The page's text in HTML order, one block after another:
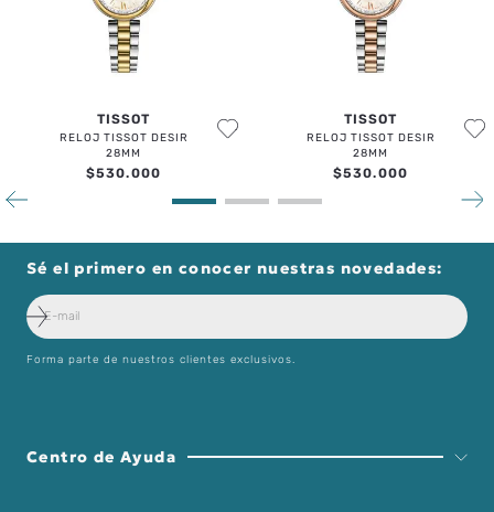
TISSOT
RELOJ TISSOT DESIR
28MM
$530.000
TISSOT
RELOJ TISSOT DESIR
28MM
$530.000
Sé el primero en conocer nuestras novedades:
Forma parte de nuestros clientes exclusivos.
Centro de Ayuda